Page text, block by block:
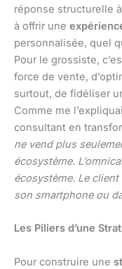
réponse structurelle
à offrir une
personnalisée, quel
Pour le grossiste,
force de vente,
surtout, de fidéliser
Comme me
consultant en
ne vend plus
écosystème.
écosystème. Le
son smartphone ou
Les Piliers d’une
Pour construire une